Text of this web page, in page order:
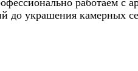
до украшения камерных